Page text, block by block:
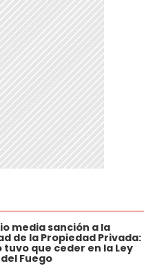
media sanción a la
de la Propiedad Privada:
tuvo que ceder en la Ley
Fuego